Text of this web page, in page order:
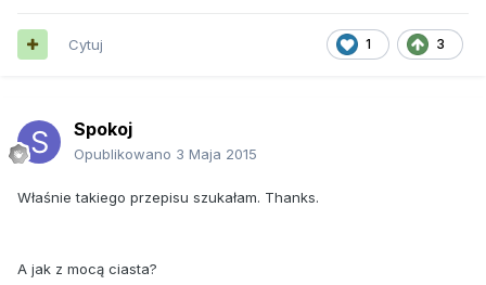
1 3
Cytuj
Spokoj
Opublikowano 3 Maja 2015
Właśnie takiego przepisu szukałam. Thanks.
A jak z mocą ciasta?